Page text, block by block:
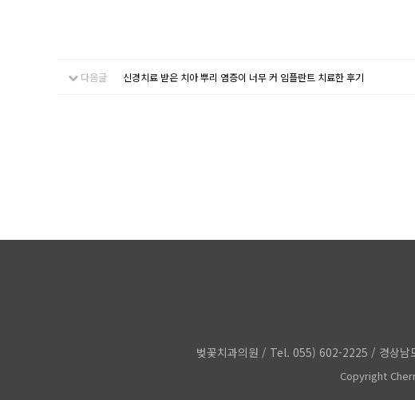
다음글 신경치료 받은 치아 뿌리 염증이 너무 커 임플란트 치료한 후기
벚꽃치과의원 / Tel. 055) 602-2225 / 경상남
Copyright